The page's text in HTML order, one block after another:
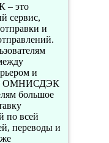
– это
сервис,
и
и
ОМНИСДЭК
большое
по всей
переводы и